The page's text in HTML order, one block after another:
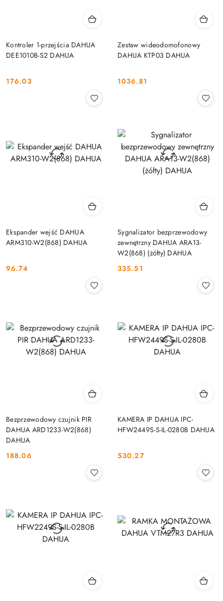
Kontroler 1-przejścia DAHUA
DEE1010B-S2 DAHUA
Cena:
176.03
Zestaw wideodomofonowy
DAHUA KTP03 DAHUA
Cena:
1036.81
Ekspander wejść DAHUA
ARM310-W2(868) DAHUA
Cena:
96.74
Sygnalizator bezprzewodowy
zewnętrzny DAHUA ARA13-
W2(868) (żółty) DAHUA
Cena:
335.51
Bezprzewodowy czujnik PIR
DAHUA ARD1233-W2(868)
DAHUA
Cena:
188.06
KAMERA IP DAHUA IPC-
HFW2449S-S-IL-0280B DAHUA
Cena:
530.27